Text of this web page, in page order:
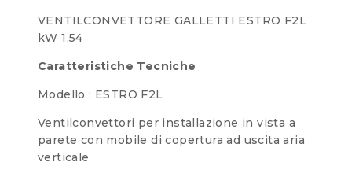
VENTILCONVETTORE GALLETTI ESTRO F2L
kW 1,54
Caratteristiche Tecniche
Modello : ESTRO F2L
Ventilconvettori per installazione in vista a
parete con mobile di copertura ad uscita aria
verticale